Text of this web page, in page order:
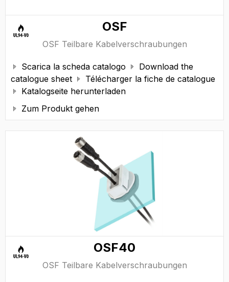
OSF
OSF Teilbare Kabelverschraubungen
 Scarica la scheda catalogo 
Download the
catalogue sheet
 Télécharger la fiche de catalogue
 Katalogseite herunterladen
 Zum Produkt gehen
OSF40
OSF Teilbare Kabelverschraubungen